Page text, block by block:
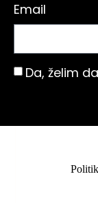
Email
Da, želim